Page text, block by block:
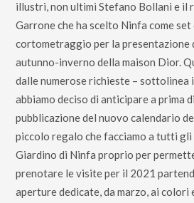
illustri, non ultimi Stefano Bollani e il
Garrone che ha scelto Ninfa come set
cortometraggio per la presentazione
autunno-inverno della maison Dior.
dalle numerose richieste – sottolinea
abbiamo deciso di anticipare a prima
pubblicazione del nuovo calendario
piccolo regalo che facciamo a tutti gli
Giardino di Ninfa proprio per
prenotare le visite per il 2021
aperture dedicate, da marzo, ai colori